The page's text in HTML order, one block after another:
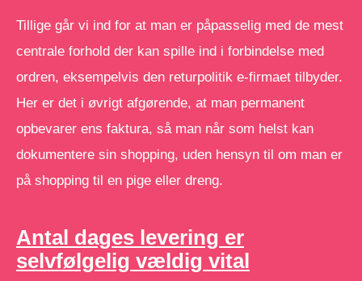
Tillige går vi ind for at man er påpasselig med de mest
centrale forhold der kan spille ind i forbindelse med
ordren, eksempelvis den returpolitik e-firmaet tilbyder.
Her er det i øvrigt afgørende, at man permanent
opbevarer ens faktura, så man når som helst kan
dokumentere sin shopping, uden hensyn til om man er
på shopping til en pige eller dreng.
Antal dages levering er
selvfølgelig vældig vital